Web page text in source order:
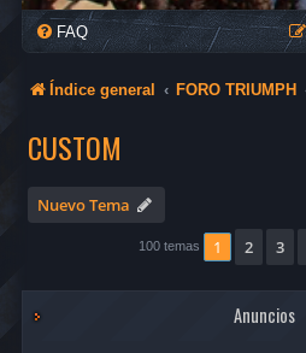
FAQ
Índice general FORO TRIUMPH
CUSTOM
Nuevo Tema
100 temas 1 2 3
Anuncios